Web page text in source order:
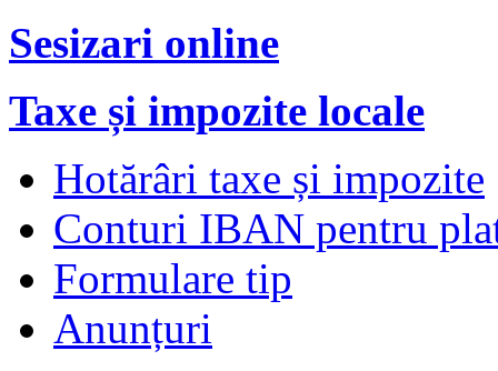
Sesizari online
Taxe și impozite locale
Hotărâri taxe și impozite
Conturi IBAN pentru
Formulare tip
Anunțuri